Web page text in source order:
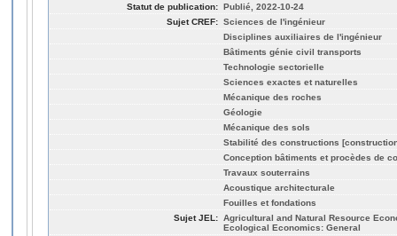
Statut de publication: Publié, 2022-10-24
Sujet CREF: Sciences de l'ingénieur
Disciplines auxiliaires de l'ingénieur
Bâtiments génie civil transports
Technologie sectorielle
Sciences exactes et naturelles
Mécanique des roches
Géologie
Mécanique des sols
Stabilité des constructions
Conception bâtiments et procèdes de
Travaux souterrains
Acoustique architecturale
Fouilles et fondations
Sujet JEL: Agricultural and Natural Resource
Ecological Economics: General